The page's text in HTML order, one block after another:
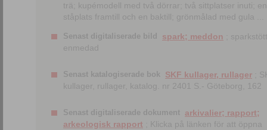
trä; kupémodell med två dörrar; två sittplatser inuti; en
ståplats framtill och en baktill; grönmålad med gula ...
Senast digitaliserade bild spark; meddon ;
enmedad
Senast katalogiserade bok SKF kullager, rullager ;
kullager, rullager, katalog. nr 2401 S.- Göteborg, 162
Senast digitaliserade dokument arkivalier; rapport;
arkeologisk rapport ; Klicka på länken för att öppna